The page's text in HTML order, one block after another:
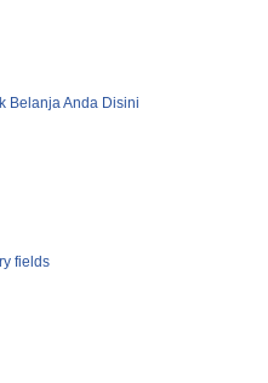
Belanja Anda Disini
fields